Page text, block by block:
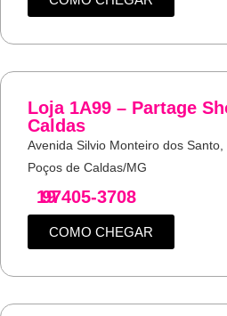
Loja 1A99 – Partage
Caldas
Avenida Silvio Monteiro dos
Poços de Caldas/MG
19
97405-3708
COMO CHEGAR